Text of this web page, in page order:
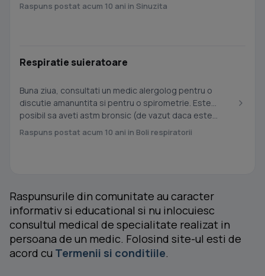
Raspuns postat acum 10 ani in Sinuzita
Respiratie suieratoare
Buna ziua, consultati un medic alergolog pentru o
discutie amanuntita si pentru o spirometrie. Este
posibil sa aveti astm bronsic (de vazut daca este...
Raspuns postat acum 10 ani in Boli respiratorii
Raspunsurile din comunitate au caracter
informativ si educational si nu inlocuiesc
consultul medical de specialitate realizat in
persoana de un medic. Folosind site-ul esti de
acord cu Termenii si conditiile.